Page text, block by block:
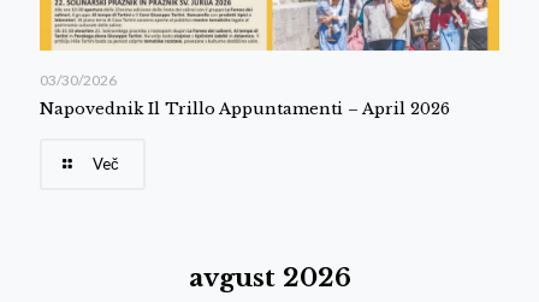
03/30/2026
Napovednik Il Trillo Appuntamenti – April 2026
Več
avgust 2026